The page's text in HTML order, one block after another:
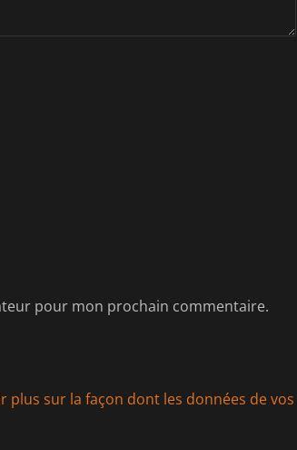
pour mon prochain commentaire.
plus sur la façon dont les données de vos